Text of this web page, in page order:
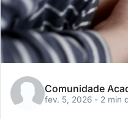
Comunidade
fev. 5, 2026 - 2 min